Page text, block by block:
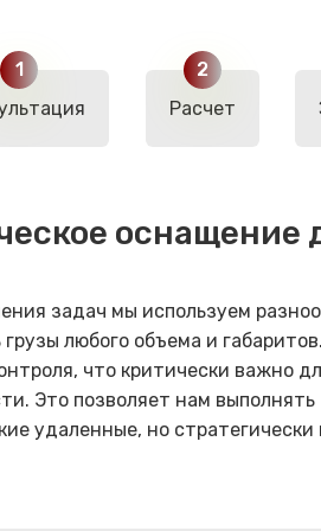
Расчет
оснащение
задач мы используем
грузы любого объема и
что критически важно
Это позволяет нам
удаленные, но